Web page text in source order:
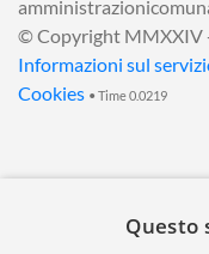
© Copyright MMXXIV
Informazioni sul
Cookies • Time 0.0219
Questo